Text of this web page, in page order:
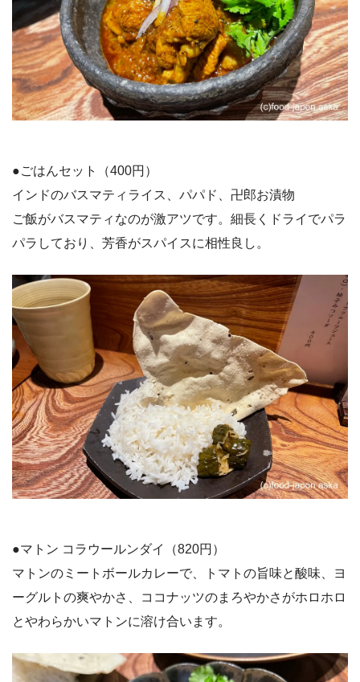
●ごはんセット（400円）
インドのバスマティライス、パパド、卍郎お漬物
ご飯がバスマティなのが激アツです。細長くドライでパラ
パラしており、芳香がスパイスに相性良し。
●マトン コラウールンダイ（820円）
マトンのミートボールカレーで、トマトの旨味と酸味、ヨ
ーグルトの爽やかさ、ココナッツのまろやかさがホロホロ
とやわらかいマトンに溶け合います。